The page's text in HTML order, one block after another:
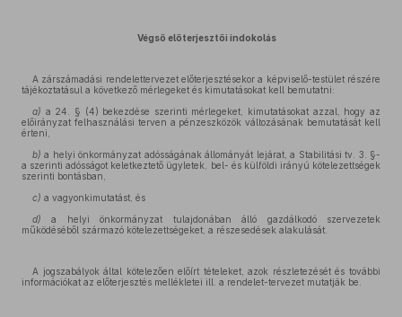
Végső előterjesztői indokolás
A zárszámadási rendelettervezet előterjesztésekor a képviselő-testület részére
tájékoztatásul a következő mérlegeket és kimutatásokat kell bemutatni:
a) a 24. § (4) bekezdése szerinti mérlegeket, kimutatásokat azzal, hogy az
előirányzat felhasználási terven a pénzeszközök változásának bemutatását kell
érteni,
b)a helyi önkormányzat adósságának állományát lejárat, a Stabilitási tv. 3. §-
a szerinti adósságot keletkeztető ügyletek, bel- és külföldi irányú kötelezettségek
szerinti bontásban,
c) a vagyonkimutatást, és
d)a helyi önkormányzat tulajdonában álló gazdálkodó szervezetek
működéséből származó kötelezettségeket, a részesedések alakulását.
A jogszabályok által kötelezően előírt tételeket, azok részletezését és további
információkat az előterjesztés mellékletei ill. a rendelet-tervezet mutatják be.